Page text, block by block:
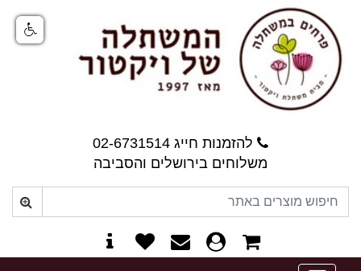
להזמנות חייג 02-6731514
משלוחים בירושלים והסביבה